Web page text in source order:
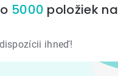
5000 položiek na
ihneď!